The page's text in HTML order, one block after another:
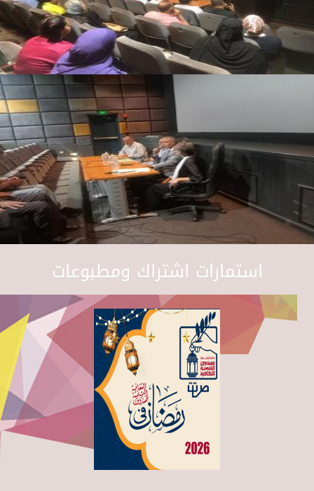
استمارات اشتراك ومطبوعات